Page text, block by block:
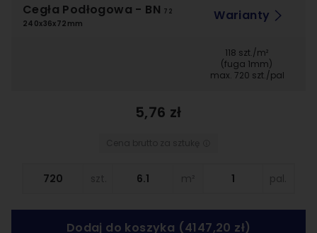
Cegła Podłogowa - BN 72
240x36x72mm
Warianty
118 szt./m²
(fuga 1mm)
max. 720 szt./pal
5,76 zł
pal.
Dodaj do koszyka (4147,20 zł)